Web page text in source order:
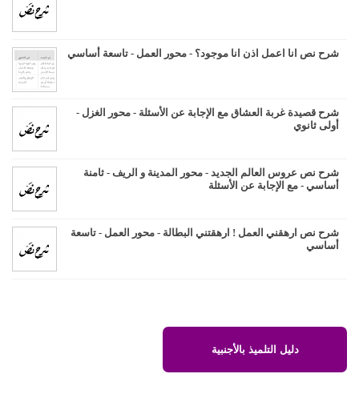
شرح نص انا اعمل اذن انا موجود؟ - محور العمل - تاسعة أساسي
شرح قصيدة غربة العشاق مع الإجابة عن الأسئلة - محور الغزل -
أولى ثانوي
شرح نص عروس العالم الجديد - محور المدينة و الريف - ثامنة
أساسي - مع الإجابة عن الأسئلة
شرح نص ارهقني العمل ! ارهقتني البطالة - محور العمل - تاسعة
أساسي
دليل التلميذ بالأجنبية